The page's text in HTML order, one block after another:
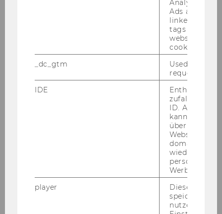
AANTONOP - YOUTUBE CHANNEL
Forschungsinstitut für Kryptoökonomie
Analytics and
Ads accounts
linked, the
tags on the
website read
cookie.
_dc_gtm
Used to
request rate.
IDE
Enthält eine
ID. Anhand
kann Google
über
Websites
Werbung
player
Dieses Cookie
speichert